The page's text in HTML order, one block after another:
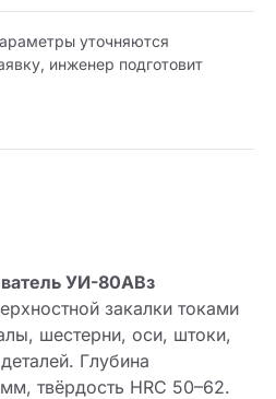
уточняются
инженер подготовит
УИ-80АВз
закалки токами
шестерни, оси, штоки,
Глубина
твёрдость HRC 50–62.